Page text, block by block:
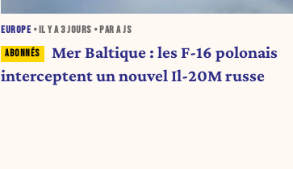
EUROPE • IL Y A3 JOURS • PAR A JS
Mer Baltique : les F-16 polonais
interceptent un nouvel Il-20M russe